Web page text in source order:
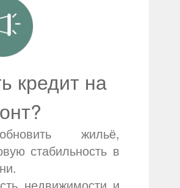
кредит на
жильё,
стабильность в